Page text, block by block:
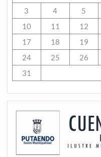
3
4 5
10
11 12
17
18 19
24
25 26
31